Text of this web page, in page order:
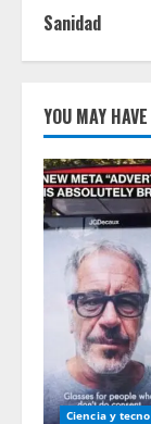
Sanidad
YOU MAY
Ciencia y